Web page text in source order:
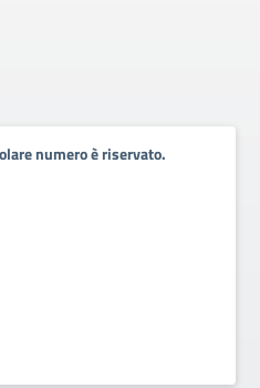
numero è riservato.